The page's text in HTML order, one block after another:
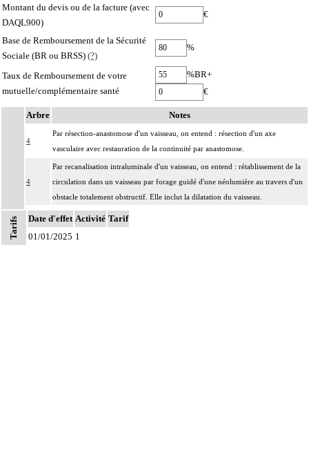
Montant du devis ou de la facture (avec
DAQL900)
€
Base de Remboursement de la Sécurité
Sociale (BR ou BRSS) (?)
%
Taux de Remboursement de votre
mutuelle/complémentaire santé
%BR+
€
Arbre Notes
4
Par résection-anastomose d'un vaisseau, on entend : résection d'un axe
vasculaire avec restauration de la continuité par anastomose.
4
Par recanalisation intraluminale d'un vaisseau, on entend : rétablissement de la
circulation dans un vaisseau par forage guidé d'une néolumière au travers d'un
obstacle totalement obstructif. Elle inclut la dilatation du vaisseau.
4
Par endoprothèse vasculaire, on entend : prothèse vasculaire non couverte,
posée par voie vasculaire transcutanée.
Tarifs Date d'effet Activité Tarif
01/01/2025 1